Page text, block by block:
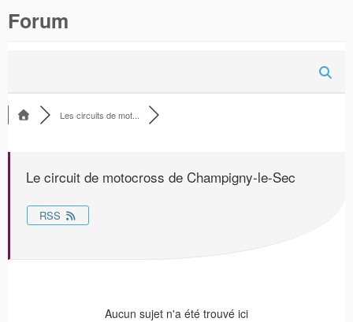
contenu
Forum
Les circuits de mot...
Le circuit de motocross de Champigny-le-Sec
RSS
Aucun sujet n'a été trouvé ici